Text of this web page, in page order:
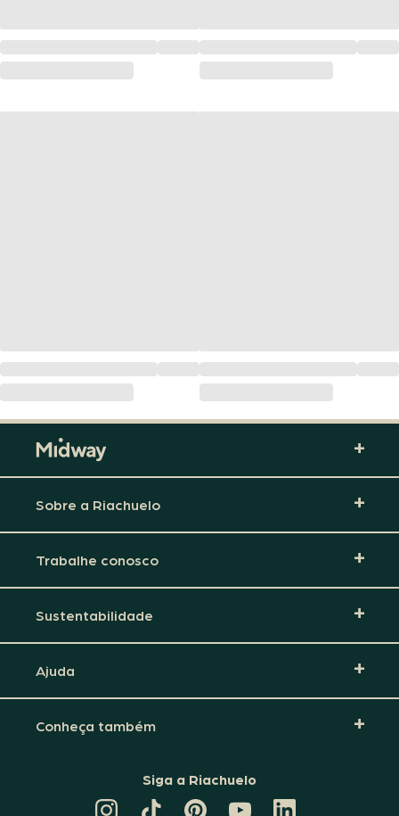
Sobre a Riachuelo
Trabalhe conosco
Sustentabilidade
Ajuda
Conheça também
Siga a Riachuelo
CANAL